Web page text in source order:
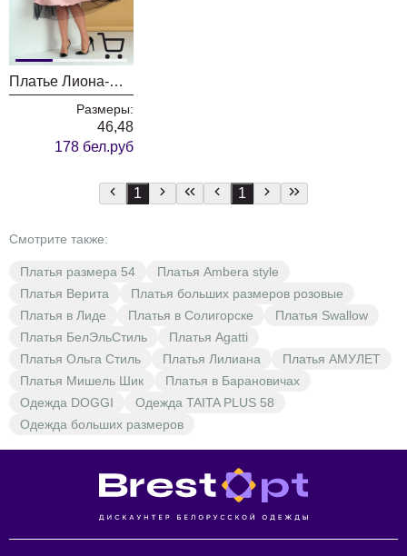
Платье Лиона-Стиль 688 пудра
Размеры:
46,48
178 бел.руб
1 1
Смотрите также:
Платья размера 54
Платья Ambera style
Платья Верита
Платья больших размеров розовые
Платья в Лиде
Платья в Солигорске
Платья Swallow
Платья БелЭльСтиль
Платья Agatti
Платья Ольга Стиль
Платья Лилиана
Платья АМУЛЕТ
Платья Мишель Шик
Платья в Барановичах
Одежда DOGGI
Одежда TAITA PLUS 58
Одежда больших размеров